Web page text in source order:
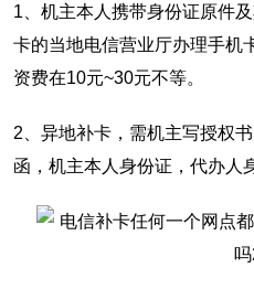
1、机主本人携带身份证原件
卡的当地电信营业厅办理手机
资费在10元~30元不等。
2、异地补卡，需机主写授权
函，机主本人身份证，代办人